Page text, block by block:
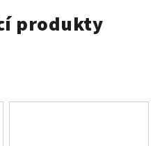
produkty